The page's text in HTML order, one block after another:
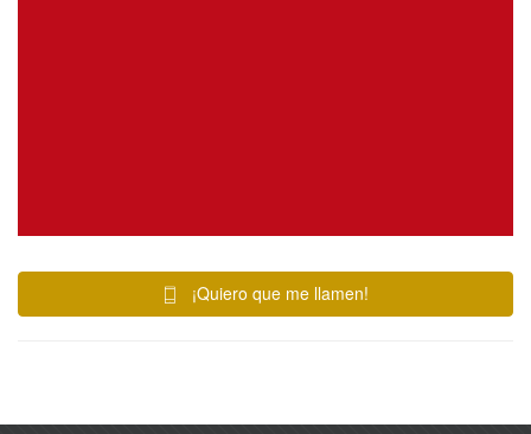
¡Quiero que me llamen!